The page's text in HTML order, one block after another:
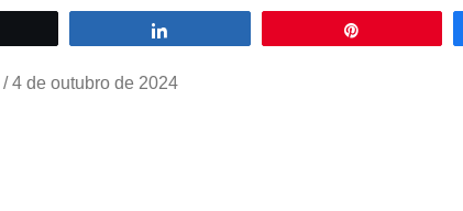
/ 4 de outubro de 2024